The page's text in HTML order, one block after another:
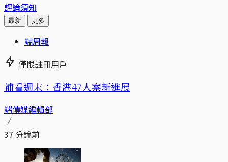
評論須知
最新 更多
端周報
僅限註冊用戶
補看週末：香港47人案新進展
端傳媒編輯部
37 分鐘前